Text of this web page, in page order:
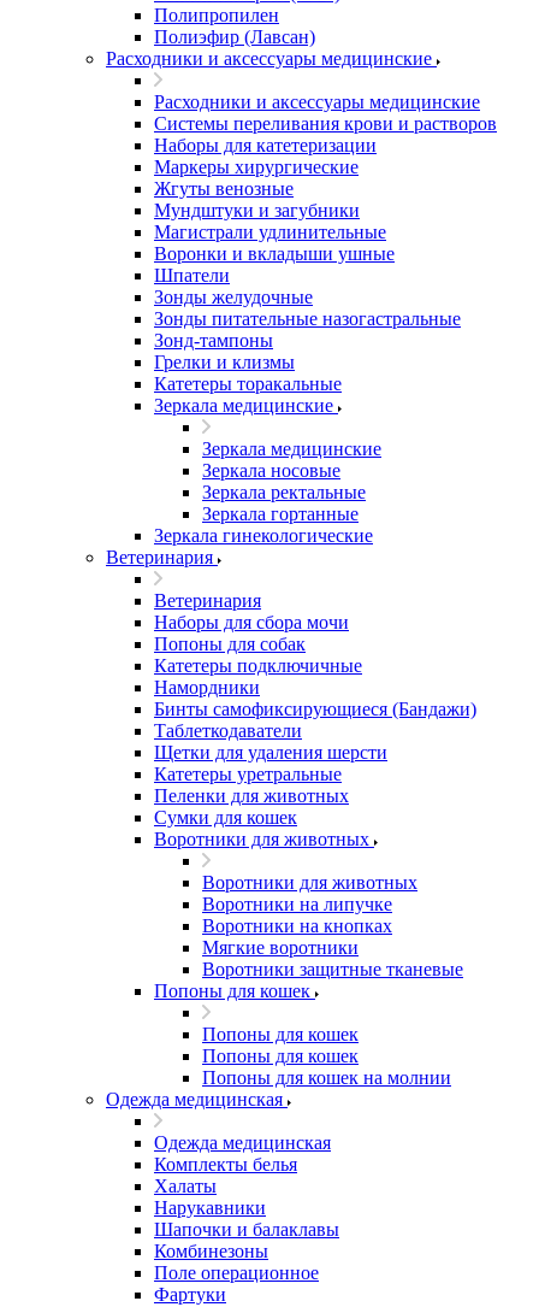
Полипропилен
Полиэфир (Лавсан)
Расходники и аксессуары медицинские
Расходники и аксессуары медицинские
Системы переливания крови и растворов
Наборы для катетеризации
Маркеры хирургические
Жгуты венозные
Мундштуки и загубники
Магистрали удлинительные
Воронки и вкладыши ушные
Шпатели
Зонды желудочные
Зонды питательные назогастральные
Зонд-тампоны
Грелки и клизмы
Катетеры торакальные
Зеркала медицинские
Зеркала медицинские
Зеркала носовые
Зеркала ректальные
Зеркала гортанные
Зеркала гинекологические
Ветеринария
Ветеринария
Наборы для сбора мочи
Попоны для собак
Катетеры подключичные
Намордники
Бинты самофиксирующиеся (Бандажи)
Таблеткодаватели
Щетки для удаления шерсти
Катетеры уретральные
Пеленки для животных
Сумки для кошек
Воротники для животных
Воротники для животных
Воротники на липучке
Воротники на кнопках
Мягкие воротники
Воротники защитные тканевые
Попоны для кошек
Попоны для кошек
Попоны для кошек
Попоны для кошек на молнии
Одежда медицинская
Одежда медицинская
Комплекты белья
Халаты
Нарукавники
Шапочки и балаклавы
Комбинезоны
Поле операционное
Фартуки